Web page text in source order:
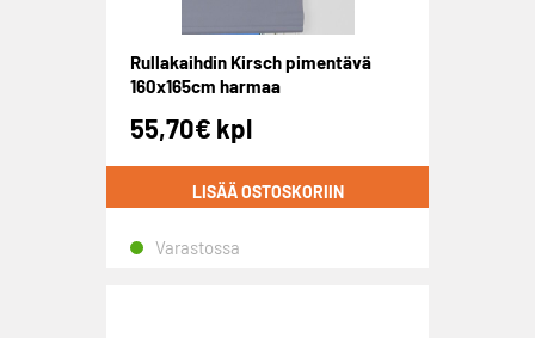
Rullakaihdin Kirsch pimentävä
160x165cm harmaa
55,70€ kpl
LISÄÄ OSTOSKORIIN
Varastossa